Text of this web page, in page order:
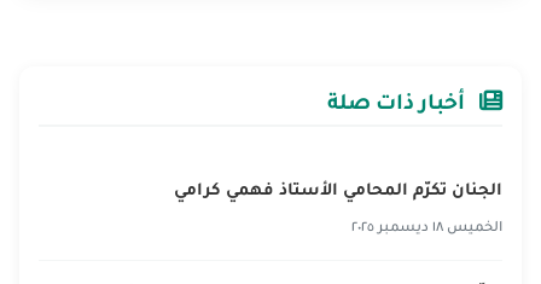
أخبار ذات صلة
الجنان تكرّم المحامي الأستاذ فهمي كرامي
الخميس ١٨ ديسمبر ٢٠٢٥